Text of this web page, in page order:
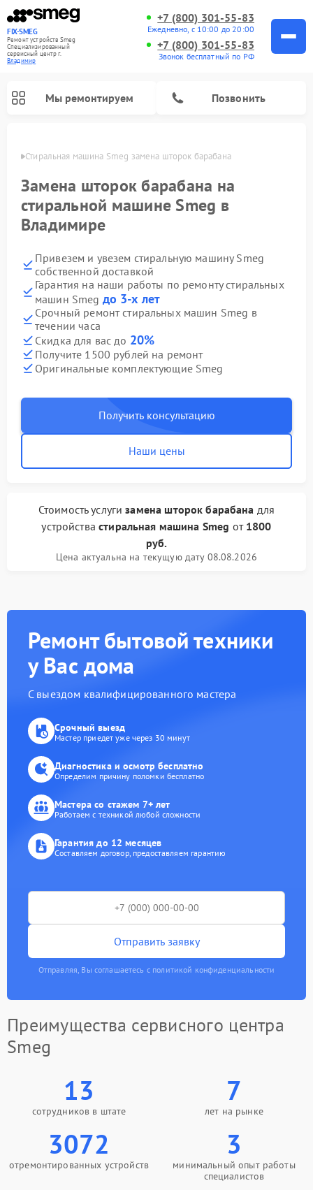
FIX-SMEG
Ремонт устройств Smeg
Специализированный
cервисный центр г.
Владимир
+7 (800) 301-55-83
Ежедневно, с 10:00 до 20:00
+7 (800) 301-55-83
Звонок бесплатный по РФ
Мы ремонтируем Позвонить
Стиральная машина Smeg замена шторок барабана
Замена шторок барабана на
стиральной машине Smeg в
Владимире
Привезем и увезем стиральную машину Smeg
собственной доставкой
Гарантия на наши работы по ремонту стиральных
машин Smeg до 3-х лет
Срочный ремонт стиральных машин Smeg в
течении часа
Скидка для вас до 20%
Получите 1500 рублей на ремонт
Оригинальные комплектующие Smeg
Получить консультацию
Наши цены
Стоимость услугизамена шторок барабана для
устройствастиральная машина Smeg от 1800
руб.
Цена актуальна на текущую дату 08.08.2026
Ремонт бытовой техники
у Вас дома
С выездом квалифицированного мастера
Срочный выезд
Мастер приедет уже через 30 минут
Диагностика и осмотр бесплатно
Определим причину поломки бесплатно
Мастера со стажем 7+ лет
Работаем с техникой любой сложности
Гарантия до 12 месяцев
Составляем договор, предоставляем гарантию
Отправить заявку
Отправляя, Вы соглашаетесь с политикой конфиденциальности
Преимущества сервисного центра
Smeg
13
сотрудников в штате
7
лет на рынке
3072
отремонтированных устройств
3
минимальный опыт работы
специалистов